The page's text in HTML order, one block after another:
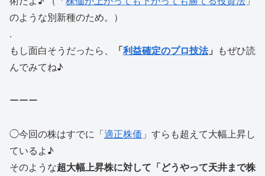
のような別新種のため。）
.
もし面白そうだったら、
「利益確定のプロ技法」 もぜひ読
んでみてね♪
ーーー
◯今回の株はすでに「適正株価 」すらも超えて大幅上昇し
ているよ♪
そのような超大幅上昇株に対して「どうやって天井まで株